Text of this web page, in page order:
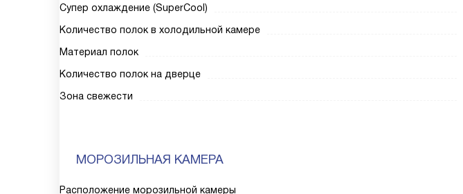
Супер охлаждение (SuperCool)
Количество полок в холодильной камере
Материал полок
Количество полок на дверце
Зона свежести
МОРОЗИЛЬНАЯ КАМЕРА
Расположение морозильной камеры